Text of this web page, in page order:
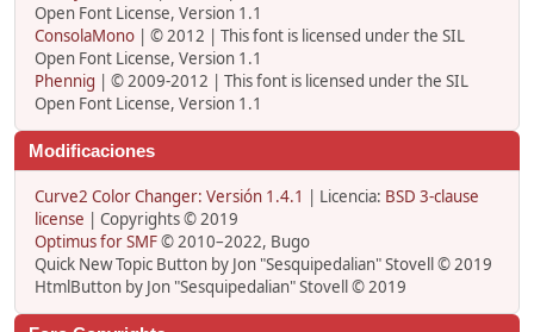
Open Font License, Version 1.1
ConsolaMono | © 2012 | This font is licensed under the SIL
Open Font License, Version 1.1
Phennig | © 2009-2012 | This font is licensed under the SIL
Open Font License, Version 1.1
Modificaciones
Curve2 Color Changer: Versión 1.4.1 | Licencia: BSD 3-clause
license | Copyrights © 2019
Optimus for SMF© 2010–2022, Bugo
Quick New Topic Button by Jon "Sesquipedalian" Stovell © 2019
HtmlButton by Jon "Sesquipedalian" Stovell © 2019